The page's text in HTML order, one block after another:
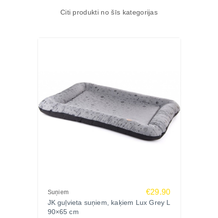
Citi produkti no šīs kategorijas
Suņiem €29.90
JK guļvieta suņiem, kaķiem Lux Grey L
90×65 cm